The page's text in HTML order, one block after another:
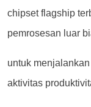
chipset flagship
pemrosesan luar
untuk
aktivitas